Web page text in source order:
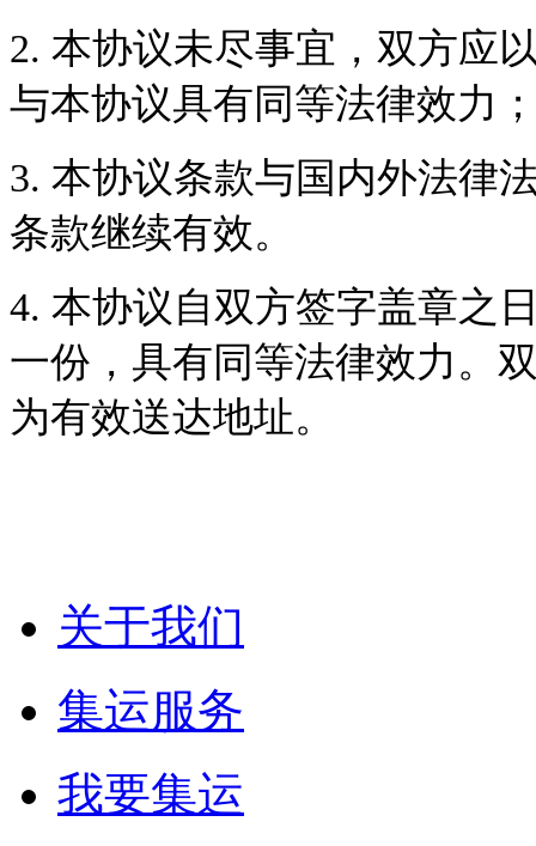
2. 本协议未尽事宜，双方应
与本协议具有同等法律效力
3. 本协议条款与国内外法律
条款继续有效。
4. 本协议自双方签字盖章之
一份，具有同等法律效力。
为有效送达地址。
关于我们
集运服务
我要集运